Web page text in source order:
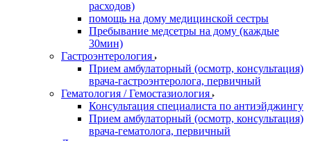
расходов)
помощь на дому медицинской сестры
Пребывание медсетры на дому (каждые
30мин)
Гастроэнтерология
Прием амбулаторный (осмотр, консультация)
врача-гастроэнтеролога, первичный
Гематология / Гемостазиология
Консультация специалиста по антиэйджингу
Прием амбулаторный (осмотр, консультация)
врача-гематолога, первичный